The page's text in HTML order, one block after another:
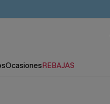
OcasionesREBAJAS